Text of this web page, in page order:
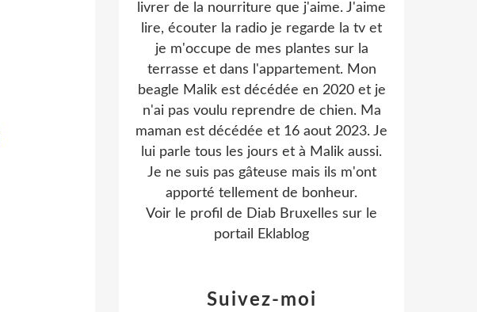
Suivez-moi
livrer de la nourriture que j'aime. J'aime
lire, écouter la radio je regarde la tv et
je m'occupe de mes plantes sur la
terrasse et dans l'appartement. Mon
beagle Malik est décédée en 2020 et je
n'ai pas voulu reprendre de chien. Ma
maman est décédée et 16 aout 2023. Je
lui parle tous les jours et à Malik aussi.
Je ne suis pas gâteuse mais ils m'ont
apporté tellement de bonheur.
Voir le profil de Diab Bruxelles sur le
portail Eklablog